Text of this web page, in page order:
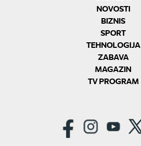
NOVOSTI
BIZNIS
SPORT
TEHNOLOGIJA
ZABAVA
MAGAZIN
TV PROGRAM